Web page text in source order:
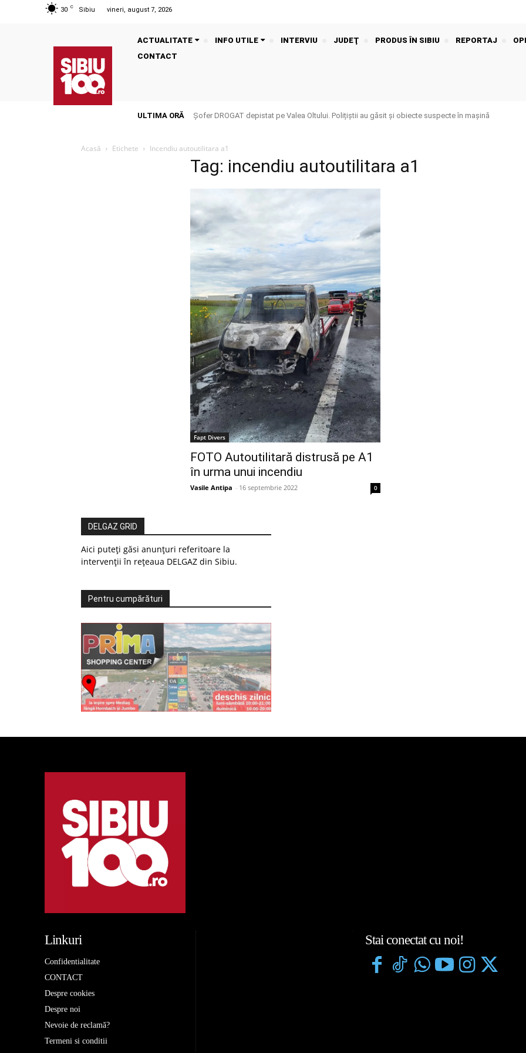
30 C Sibiu vineri, august 7, 2026
ACTUALITATE INFO UTILE INTERVIU JUDEŢ PRODUS ÎN SIBIU REPORTAJ
CONTACT
ULTIMA ORĂ Șofer DROGAT depistat pe Valea Oltului. Polițiștii au găsit și obiecte suspecte în mașină
Acasă Etichete Incendiu autoutilitara a1
Tag: incendiu autoutilitara a1
Fapt Divers
FOTO Autoutilitară distrusă pe A1
în urma unui incendiu
Vasile Antipa - 16 septembrie 2022 0
DELGAZ GRID
Aici puteți găsi anunțuri referitoare la
intervenții în rețeaua DELGAZ din Sibiu.
Pentru cumpărături
Linkuri
Confidentialitate
CONTACT
Despre cookies
Despre noi
Nevoie de reclamă?
Termeni si conditii
Stai conectat cu noi!